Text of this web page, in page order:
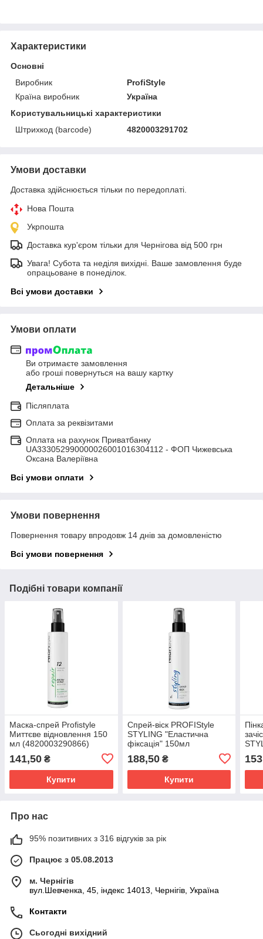
Характеристики
Основні
Виробник
ProfiStyle
Країна виробник
Україна
Користувальницькі характеристики
Штрихкод (barcode)
4820003291702
Умови доставки
Доставка здійснюється тільки по передоплаті.
Нова Пошта
Укрпошта
Доставка кур'єром тільки для Чернігова від 500 грн
Увага! Субота та неділя вихідні. Ваше замовлення буде
опрацьоване в понеділок.
Всі умови доставки
Умови оплати
Ви отримаєте замовлення
або гроші повернуться на вашу картку
Детальніше
Післяплата
Оплата за реквізитами
Оплата на рахунок Приватбанку
UA333052990000026001016304112 - ФОП Чижевська
Оксана Валеріївна
Всі умови оплати
Умови повернення
Повернення товару впродовж 14 днів за домовленістю
Всі умови повернення
Подібні товари компанії
Маска-спрей Profistyle
Миттєве відновлення 150
мл (4820003290866)
141,50 ₴
Купити
Спрей-віск PROFIStyle
STYLING "Еластична
фіксація" 150мл
188,50₴
Купити
Про нас
95% позитивних з 316 відгуків за рік
Працює з 05.08.2013
м. Чернігів
вул.Шевченка, 45, індекс 14013, Чернігів, Україна
Контакти
Сьогодні вихідний